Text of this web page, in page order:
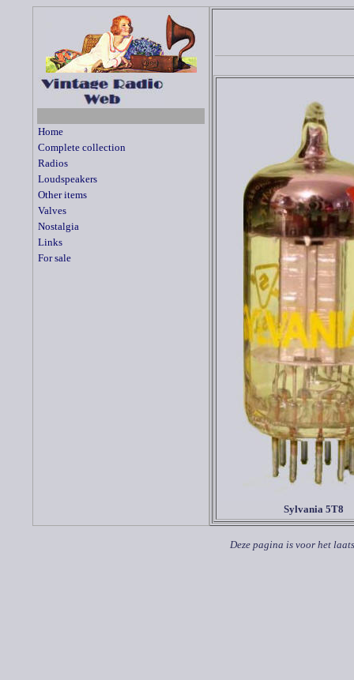
Home
Complete collection
Radios
Loudspeakers
Other items
Valves
Nostalgia
Links
For sale
Sylvania 5T8
Deze pagina is voor het